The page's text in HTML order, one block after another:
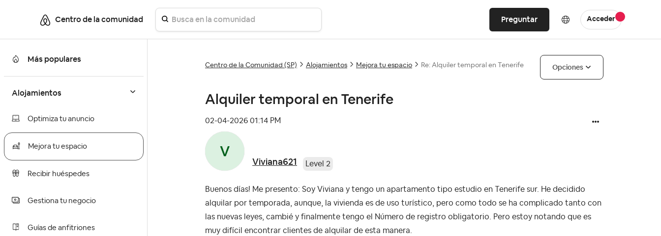
Centro de la comunidad Preguntar Acceder
Más populares
Alojamientos
Optimiza tu anuncio
Mejora tu espacio
Recibir huéspedes
Gestiona tu negocio
Guías de anfitriones
Centro de la Comunidad (SP) Alojamientos Mejora tu espacio Re: Alquiler temporal en Tenerife Opciones
Alquiler temporal en Tenerife
‎02-04-2026 01:14 PM
Viviana621 Level 2
Buenos días! Me presento: Soy Viviana y tengo un apartamento tipo estudio en Tenerife sur. He decidido
alquilar por temporada, aunque, la vivienda es de uso turístico, pero como todo se ha complicado tanto con
las nuevas leyes, cambié y finalmente tengo el Número de registro obligatorio. Pero estoy notando que es
muy difícil encontrar clientes de alquilar de esta manera.